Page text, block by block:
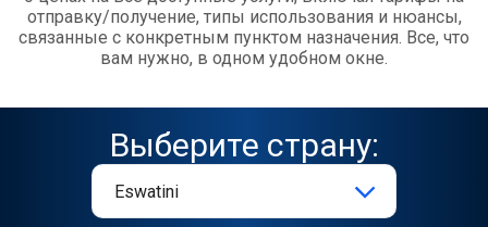
отправку/получение, типы использования и нюансы,
связанные с конкретным пунктом назначения. Все, что
вам нужно, в одном удобном окне.
Выберите страну: